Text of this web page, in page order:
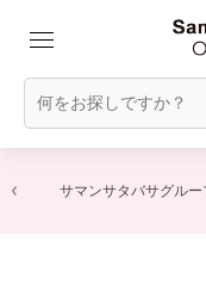
サマンサタバサグル